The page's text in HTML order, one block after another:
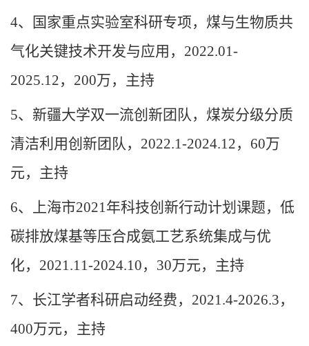
4、国家重点实验室科研专项，煤与生物质共
气化关键技术开发与应用， 2022.01-
2025.12， 200万，主持
5、新疆大学双一流创新团队，煤炭分级分质
清洁利用创新团队， 2022.1-2024.12， 60万
元，主持
6、上海市2021年科技创新行动计划课题，低
碳排放煤基等压合成氨工艺系统集成与优
化， 2021.11-2024.10， 30万元，主持
7、长江学者科研启动经费， 2021.4-2026.3，
400万元，主持